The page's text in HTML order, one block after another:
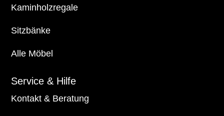
Kaminholzregale
Sitzbänke
Alle Möbel
Service & Hilfe
Kontakt & Beratung